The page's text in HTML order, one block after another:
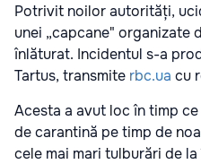
Potrivit noilor autorități,
unei „capcane" organizate
înlăturat. Incidentul s-a
Tartus, transmite rbc.ua cu
Acesta a avut loc în timp
de carantină pe timp de
cele mai mari tulburări de